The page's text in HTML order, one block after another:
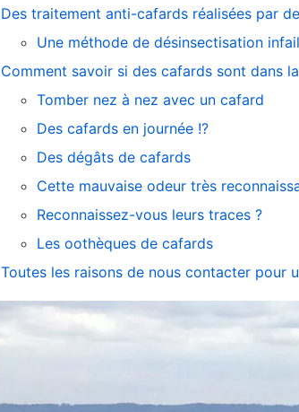
Des traitement anti-cafards réalisées par
Une méthode de désinsectisation
Comment savoir si des cafards sont dans
Tomber nez à nez avec un cafard
Des cafards en journée !?
Des dégâts de cafards
Cette mauvaise odeur très
Reconnaissez-vous leurs traces ?
Les oothèques de cafards
Toutes les raisons de nous contacter pour